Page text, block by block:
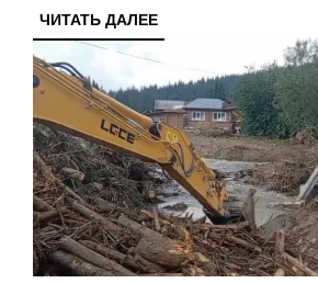
ЧИТАТЬ ДАЛЕЕЧИТАТЬ
ДАЛЕЕ